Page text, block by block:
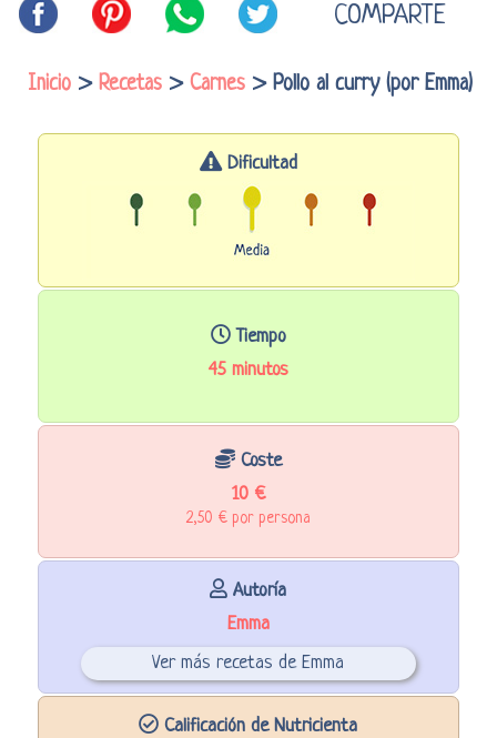
COMPARTE
Inicio > Recetas > Carnes > Pollo al curry (por Emma)
Dificultad
Tiempo
45 minutos
Coste
10 €
2,50 € por persona
Autoría
Emma
Ver más recetas de Emma
Calificación de Nutricienta